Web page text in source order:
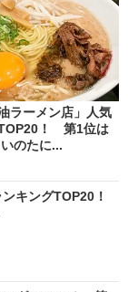
ラーメン店」人気
！ 第1位は
いのたに...
キングTOP20！